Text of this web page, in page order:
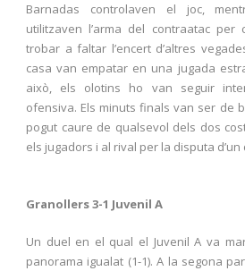
Barnadas controlaven el joc,
utilitzaven l’arma del contraatac per
trobar a faltar l’encert d’altres
casa van empatar en una jugada
això, els olotins ho van seguir
ofensiva. Els minuts finals van ser de
pogut caure de qualsevol dels dos
els jugadors i al rival per la disputa
Granollers 3-1 Juvenil A
Un duel en el qual el Juvenil A va
panorama igualat (1-1). A la segona